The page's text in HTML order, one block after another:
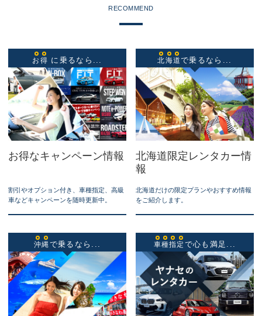
RECOMMEND
お 得 に乗るなら...
お得なキャンペーン情報
割引やオプション付き、車種指定、高級
車などキャンペーンを随時更新中。
北海道で乗るなら...
北海道限定レンタカー情
報
北海道だけの限定プランやおすすめ情報
をご紹介します。
沖縄で乗るなら... 車種指定 で心も満足...